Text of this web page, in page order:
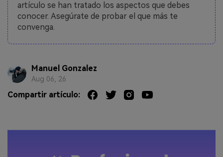
artículo se han tratado los aspectos que debes
conocer. Asegúrate de probar el que más te
convenga.
Manuel Gonzalez
Aug 06, 26
Compartir artículo: